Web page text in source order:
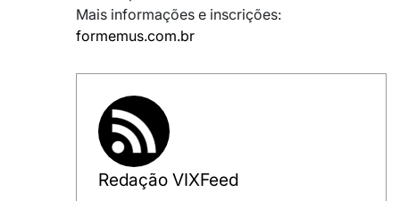
Mais informações e inscrições:
formemus.com.br
Redação VIXFeed